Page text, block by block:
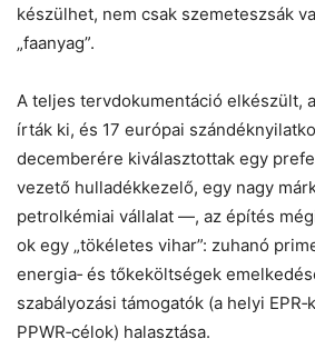
készülhet, nem csak szemeteszsák
„faanyag”.
A teljes tervdokumentáció elkészült,
írták ki, és 17 európai
decemberére kiválasztottak egy
vezető hulladékkezelő, egy nagy
petrolkémiai vállalat —, az építés
ok egy „tökéletes vihar”: zuhanó
energia‑ és tőkeköltségek
szabályozási támogatók (a helyi
PPWR‑célok) halasztása.
Chat
Helló! Miben segíthetek ma?